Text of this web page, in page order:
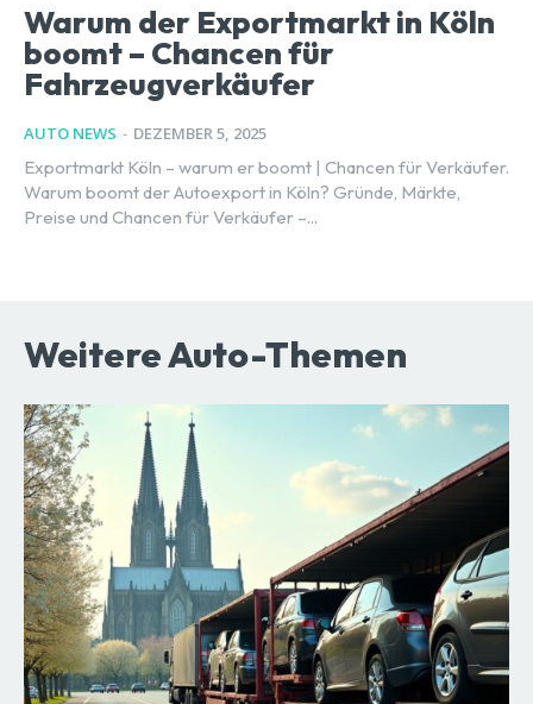
Warum der Exportmarkt in Köln
boomt – Chancen für
Fahrzeugverkäufer
AUTO NEWS - DEZEMBER 5, 2025
Exportmarkt Köln – warum er boomt | Chancen für Verkäufer.
Warum boomt der Autoexport in Köln? Gründe, Märkte,
Preise und Chancen für Verkäufer –...
Weitere Auto-Themen